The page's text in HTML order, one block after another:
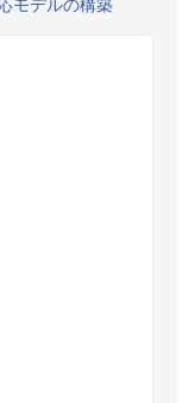
モデルの構築